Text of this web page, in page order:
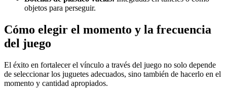
objetos para perseguir.
Cómo elegir el momento y la frecuencia
del juego
El éxito en fortalecer el vínculo a través del juego no solo depende
de seleccionar los juguetes adecuados, sino también de hacerlo en el
momento y cantidad apropiados.